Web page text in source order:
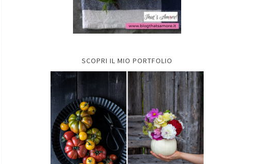
SCOPRI IL MIO PORTFOLIO